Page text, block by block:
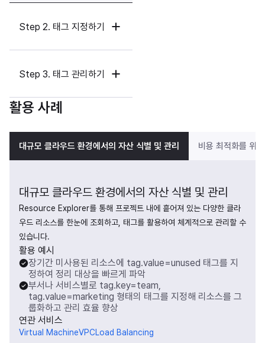
Step 2. 태그 지정하기
Step 3. 태그 관리하기
활용 사례
대규모 클라우드 환경에서의 자산 식별 및 관리 비용 최적화를 위
대규모 클라우드 환경에서의 자산 식별 및 관리
Resource Explorer를 통해 프로젝트 내에 흩어져 있는 다양한 클라
우드 리소스를 한눈에 조회하고, 태그를 활용하여 체계적으로 관리할 수
있습니다.
활용 예시
장기간 미사용된 리소스에 tag.value=unused 태그를 지
정하여 정리 대상을 빠르게 파악
부서나 서비스별로 tag.key=team,
tag.value=marketing 형태의 태그를 지정해 리소스를 그
룹화하고 관리 효율 향상
연관 서비스
Virtual MachineVPCLoad Balancing